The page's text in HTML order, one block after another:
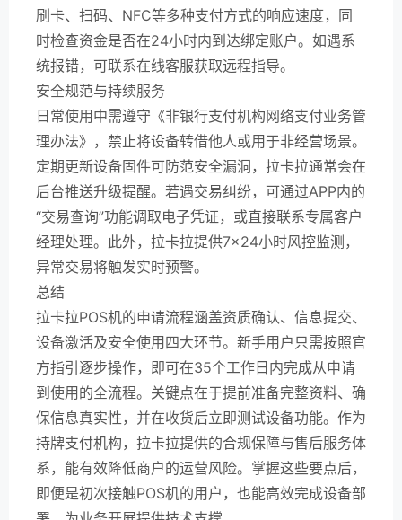
刷卡、扫码、NFC等多种支付方式的响应速度，同
时检查资金是否在24小时内到达绑定账户。如遇系
统报错，可联系在线客服获取远程指导。
安全规范与持续服务
日常使用中需遵守《非银行支付机构网络支付业务管
理办法》，禁止将设备转借他人或用于非经营场景。
定期更新设备固件可防范安全漏洞，拉卡拉通常会在
后台推送升级提醒。若遇交易纠纷，可通过APP内的
“交易查询”功能调取电子凭证，或直接联系专属客户
经理处理。此外，拉卡拉提供7×24小时风控监测，
异常交易将触发实时预警。
总结
拉卡拉POS机的申请流程涵盖资质确认、信息提交、
设备激活及安全使用四大环节。新手用户只需按照官
方指引逐步操作，即可在35个工作日内完成从申请
到使用的全流程。关键点在于提前准备完整资料、确
保信息真实性，并在收货后立即测试设备功能。作为
持牌支付机构，拉卡拉提供的合规保障与售后服务体
系，能有效降低商户的运营风险。掌握这些要点后，
即便是初次接触POS机的用户，也能高效完成设备部